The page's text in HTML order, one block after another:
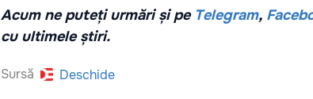
Acum ne puteți urmări și pe Telegram,
cu ultimele știri.
Sursă Deschide